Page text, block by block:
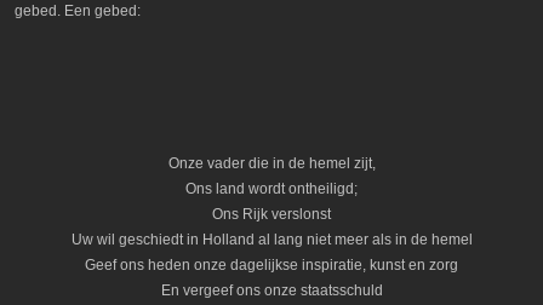
gebed. Een gebed:
Onze vader die in de hemel zijt,
Ons land wordt ontheiligd;
Ons Rijk verslonst
Uw wil geschiedt in Holland al lang niet meer als in de hemel
Geef ons heden onze dagelijkse inspiratie, kunst en zorg
En vergeef ons onze staatsschuld